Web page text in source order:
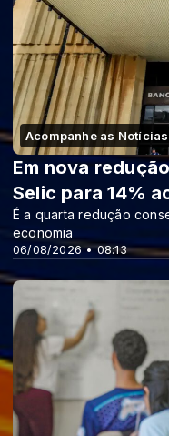
Acompanhe as
06/08/2026 • 08:13
Em nova
Selic para 14%
É a quarta redução
economia